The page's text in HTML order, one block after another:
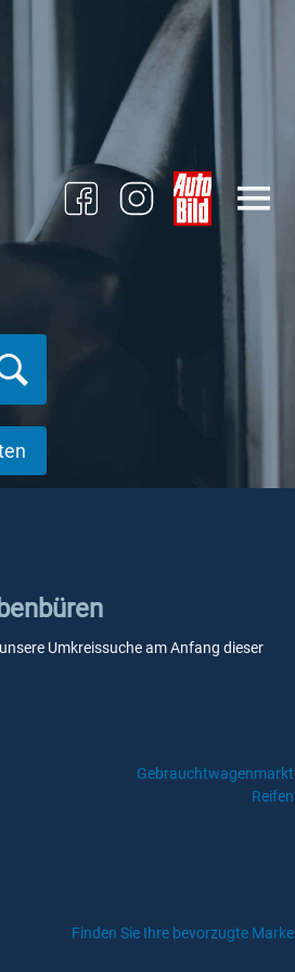
Umkreissuche am Anfang dieser
Gebrauchtwagenmarkt
Reifen
Finden Sie Ihre bevorzugte Marke